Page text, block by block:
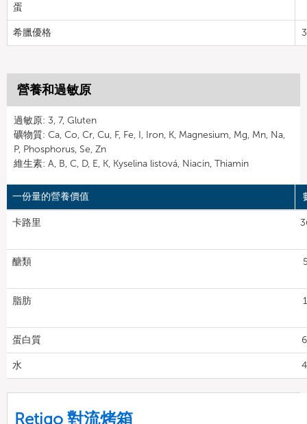
蛋
希臘優格
營養和過敏原
過敏原: 3, 7, Gluten
礦物質: Ca, Co, Cr, Cu, F, Fe, I, Iron, K, Magnesium, Mg, Mn, Na,
P, Phosphorus, Se, Zn
維生素: A, B, C, D, E, K, Kyselina listová, Niacin, Thiamin
一份量的營養價值
卡路里
醣類
脂肪
蛋白質
水
Retigo 對流烤箱